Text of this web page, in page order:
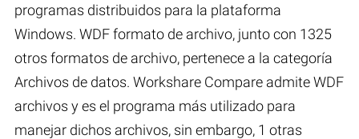
programas distribuidos para la plataforma
Windows. WDF formato de archivo, junto con 1325
otros formatos de archivo, pertenece a la categoría
Archivos de datos. Workshare Compare admite WDF
archivos y es el programa más utilizado para
manejar dichos archivos, sin embargo, 1 otras